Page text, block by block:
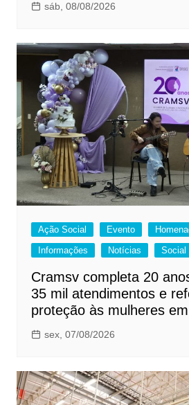
sáb, 08/08/2026
Ação Social Evento
Informações
Notícias Social
Cramsv completa 20
35 mil atendimentos e
proteção às mulheres
sex, 07/08/2026